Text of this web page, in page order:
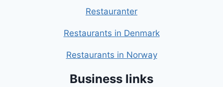
Restauranter
Restaurants in Denmark
Restaurants in Norway
Business links